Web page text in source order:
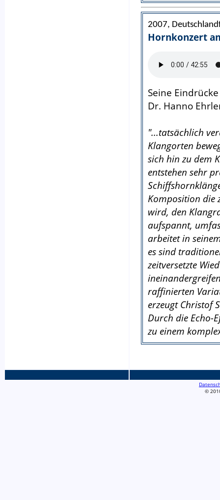
2007,
Hornkonzert
Seine
Dr. Hanno
"...tatsächlich
Klangorten
sich hin zu dem
entstehen sehr
Komposition die
wird, den
aufspannt,
arbeitet in
es sind
zeitversetzte
raffinierten
erzeugt Christof
Durch die Echo-
zu einem
©